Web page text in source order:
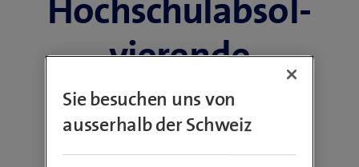
Hochschul­­absol­
vierende
Ob in den letzten Zügen des Studiums oder
bereits mit Abschluss: Bei Swisscom findest du
Setz dein Wissen bei uns praxisorientiert ein,
Sie besuchen uns von
ausserhalb der Schweiz